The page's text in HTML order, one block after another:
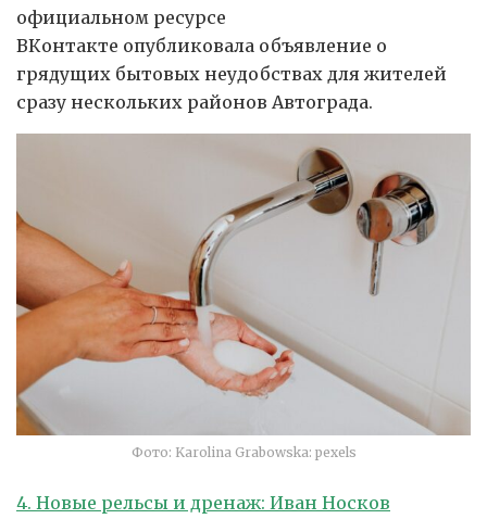
официальном ресурсе
ВКонтакте опубликовала объявление о
грядущих бытовых неудобствах для жителей
сразу нескольких районов Автограда.
Фото: Karolina Grabowska: pexels
4. Новые рельсы и дренаж: Иван Носков